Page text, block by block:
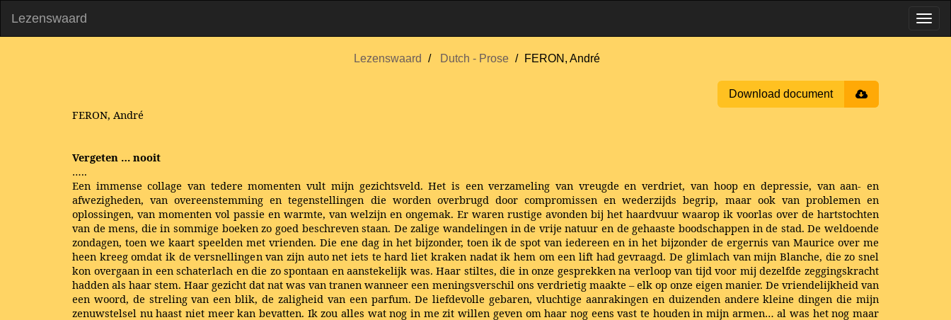
Lezenswaard
Lezenswaard Dutch - Prose FERON, André
Download document
FERON, André
Vergeten … nooit
…..
Een immense collage van tedere momenten vult mijn gezichtsveld. Het is een verzameling van vreugde en verdriet, van hoop en depressie, van aan- en
afwezigheden, van overeenstemming en tegenstellingen die worden overbrugd door compromissen en wederzijds begrip, maar ook van problemen en
oplossingen, van momenten vol passie en warmte, van welzijn en ongemak. Er waren rustige avonden bij het haardvuur waarop ik voorlas over de hartstochten
van de mens, die in sommige boeken zo goed beschreven staan. De zalige wandelingen in de vrije natuur en de gehaaste boodschappen in de stad. De weldoende
zondagen, toen we kaart speelden met vrienden. Die ene dag in het bijzonder, toen ik de spot van iedereen en in het bijzonder de ergernis van Maurice over me
heen kreeg omdat ik de versnellingen van zijn auto net iets te hard liet kraken nadat ik hem om een lift had gevraagd. De glimlach van mijn Blanche, die zo snel
kon overgaan in een schaterlach en die zo spontaan en aanstekelijk was. Haar stiltes, die in onze gesprekken na verloop van tijd voor mij dezelfde zeggingskracht
hadden als haar stem. Haar gezicht dat nat was van tranen wanneer een meningsverschil ons verdrietig maakte – elk op onze eigen manier. De vriendelijkheid van
een woord, de streling van een blik, de zaligheid van een parfum. De liefdevolle gebaren, vluchtige aanrakingen en duizenden andere kleine dingen die mijn
zenuwstelsel nu haast niet meer kan bevatten. Ik zou alles wat nog in me zit willen geven om haar nog eens vast te houden in mijn armen… al was het nog maar